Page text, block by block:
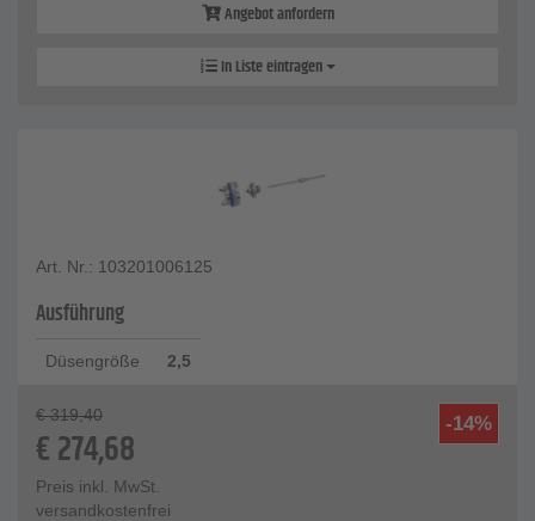
Angebot anfordern
In Liste eintragen
Art. Nr.: 103201006125
Ausführung
Düsengröße 2,5
-14%
€ 319,40
€274,68
Preis inkl. MwSt.
versandkostenfrei